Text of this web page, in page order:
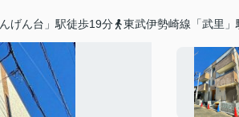
げん台」駅徒歩19分 東武伊勢崎線「武里